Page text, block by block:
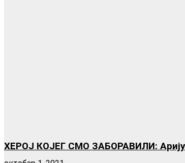
ХЕРОЈ КОЈЕГ СМО ЗАБОРАВИЛИ: Аријус